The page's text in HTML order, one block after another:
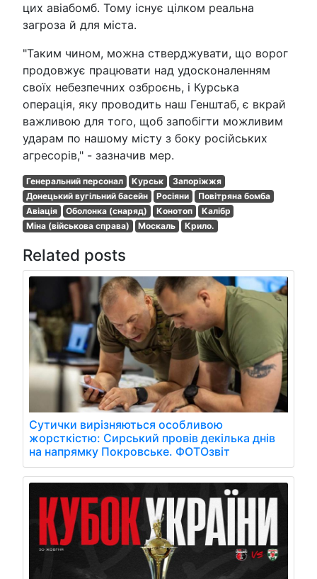
цих авіабомб. Тому існує цілком реальна
загроза й для міста.
"Таким чином, можна стверджувати, що ворог
продовжує працювати над удосконаленням
своїх небезпечних озброєнь, і Курська
операція, яку проводить наш Генштаб, є вкрай
важливою для того, щоб запобігти можливим
ударам по нашому місту з боку російських
агресорів," - зазначив мер.
Генеральний персонал Курськ
Запоріжжя
Донецький вугільний басейн
Росіяни
Повітряна бомба
Авіація
Оболонка (снаряд) Конотоп
Калібр
Міна (військова справа)
Москаль Крило.
Related posts
Сутички вирізняються особливою
жорсткістю: Сирський провів декілька днів
на напрямку Покровське. ФОТОзвіт